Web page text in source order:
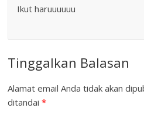
Ikut haruuuuuu
Tinggalkan Balasan
Alamat email Anda tidak akan
ditandai*